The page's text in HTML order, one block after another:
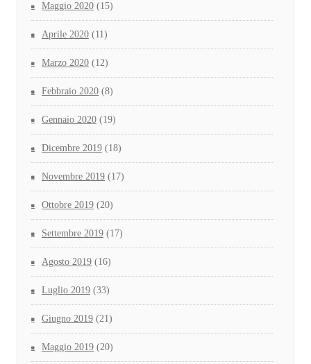
Maggio 2020 (15)
Aprile 2020 (11)
Marzo 2020 (12)
Febbraio 2020 (8)
Gennaio 2020 (19)
Dicembre 2019 (18)
Novembre 2019 (17)
Ottobre 2019 (20)
Settembre 2019 (17)
Agosto 2019 (16)
Luglio 2019 (33)
Giugno 2019 (21)
Maggio 2019 (20)